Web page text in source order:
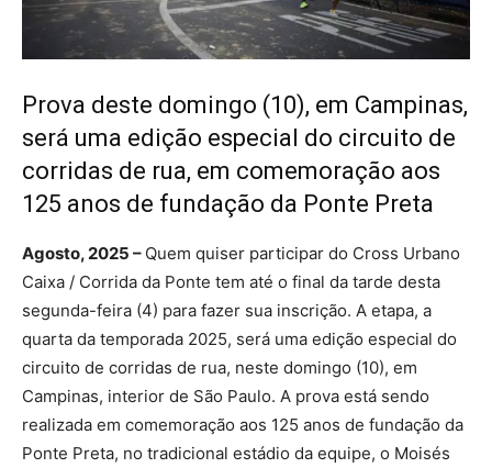
Prova deste domingo (10), em Campinas,
será uma edição especial do circuito de
corridas de rua, em comemoração aos
125 anos de fundação da Ponte Preta
Agosto, 2025 – Quem quiser participar do Cross Urbano
Caixa / Corrida da Ponte tem até o final da tarde desta
segunda-feira (4) para fazer sua inscrição. A etapa, a
quarta da temporada 2025, será uma edição especial do
circuito de corridas de rua, neste domingo (10), em
Campinas, interior de São Paulo. A prova está sendo
realizada em comemoração aos 125 anos de fundação da
Ponte Preta, no tradicional estádio da equipe, o Moisés